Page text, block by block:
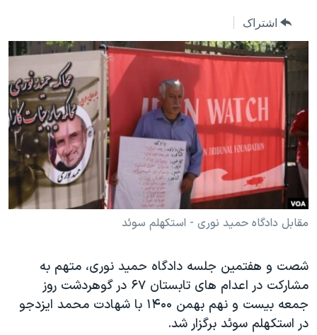
فرهنگ و زندگی
اقتصادی
علم و فناوری
اسرائیل در جنگ
گالری عکس
آرشیو پخش زنده
مستندها
انتخابات ریاست جمهوری آمریکا ۲۰۲۴
حمله جمهوری اسلامی به اسرائیل
رمز مهسا
ورزش زنان در ایران
اعتراضات زن، زندگی، آزادی
مجموعه مستندهای دادخواهی
دادگاه حمید نوری
چهل سال گروگان‌گیری
قانون شفافیت دارائی کادر رهبری ایران
یادگیری زبان انگلیسی
دنبال کنید
زبانهای مختلف
اشتراک
مقابل دادگاه حمید نوری - استکهلم سوئد
شصت و هفتمین جلسه دادگاه حمید نوری، متهم به
مشارکت در اعدام های تابستان ۶۷ در گوهردشت روز
جمعه بیست و نهم بهمن ۱۴۰۰ با شهادت محمد ایزدجو
در استکهلم سوئد برگزار شد.